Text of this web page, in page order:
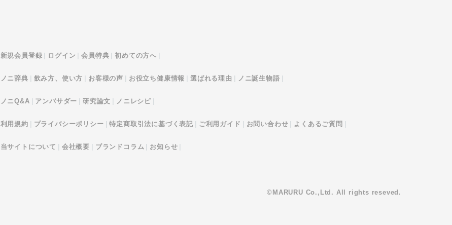
新規会員登録 ログイン 会員特典 初めての方へ
ノニ辞典 飲み方、使い方 お客様の声 お役立ち健康情報 選ばれる理由 ノニ誕生物語
ノニQ&A アンバサダー 研究論文 ノニレシピ
利用規約 プライバシーポリシー 特定商取引法に基づく表記 ご利用ガイド お問い合わせ よくあるご質問
当サイトについて 会社概要 ブランドコラム お知らせ
©MARURU Co.,Ltd. All rights reseved.